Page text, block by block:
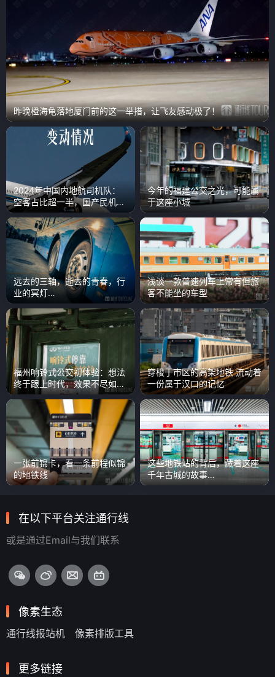
昨晚橙海龟落地厦门前的这一举措，让飞友感动极了！
2024年中国内地航司机队：
空客占比超一半，国产民机增
长迅速
今年的福建公交之光，可能属
于这座小城
远去的三轴，逝去的青春，行
业的冥灯…
浅谈一款普速列车上常有但旅
客不能坐的车型
福州响铃式公交初体验：想法
终于跟上时代，效果不尽如人
意
穿梭于市区的高架地铁 流动着
一份属于汉口的记忆
一张前锦卡，看一条前程似锦
的地铁线
这些地铁站的背后，藏着这座
千年古城的故事…
在以下平台关注通行线
或是通过Email与我们联系
像素生态
通行线报站机 像素排版工具
更多链接